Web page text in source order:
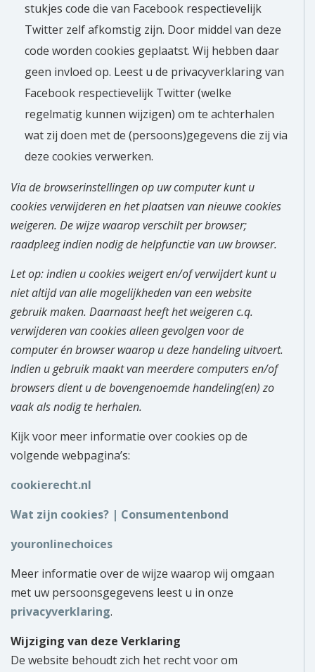
stukjes code die van Facebook respectievelijk
Twitter zelf afkomstig zijn. Door middel van deze
code worden cookies geplaatst. Wij hebben daar
geen invloed op. Leest u de privacyverklaring van
Facebook respectievelijk Twitter (welke
regelmatig kunnen wijzigen) om te achterhalen
wat zij doen met de (persoons)gegevens die zij via
deze cookies verwerken.
Via de browserinstellingen op uw computer kunt u
cookies verwijderen en het plaatsen van nieuwe cookies
weigeren. De wijze waarop verschilt per browser;
raadpleeg indien nodig de helpfunctie van uw browser.
Let op: indien u cookies weigert en/of verwijdert kunt u
niet altijd van alle mogelijkheden van een website
gebruik maken. Daarnaast heeft het weigeren c.q.
verwijderen van cookies alleen gevolgen voor de
computer én browser waarop u deze handeling uitvoert.
Indien u gebruik maakt van meerdere computers en/of
browsers dient u de bovengenoemde handeling(en) zo
vaak als nodig te herhalen.
Kijk voor meer informatie over cookies op de
volgende webpagina’s:
cookierecht.nl
Wat zijn cookies? | Consumentenbond
youronlinechoices
Meer informatie over de wijze waarop wij omgaan
met uw persoonsgegevens leest u in onze
privacyverklaring.
Wijziging van deze Verklaring
De website behoudt zich het recht voor om